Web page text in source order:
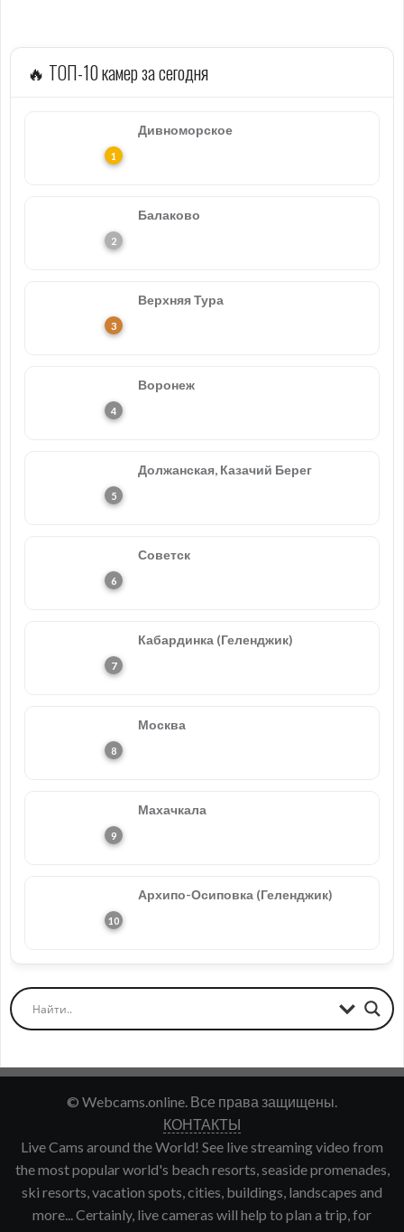
🔥 ТОП-10 камер за сегодня
Дивноморское
Балаково
Верхняя Тура
Воронеж
Должанская, Казачий Берег
Советск
Кабардинка (Геленджик)
Москва
Махачкала
Архипо-Осиповка (Геленджик)
© Webcams.online. Все права защищены.
КОНТАКТЫ
Live Cams around the World! See live streaming video from
the most popular world's beach resorts, seaside promenades,
ski resorts, vacation spots, cities, buildings, landscapes and
more... Certainly, live cameras will help to plan a trip, for